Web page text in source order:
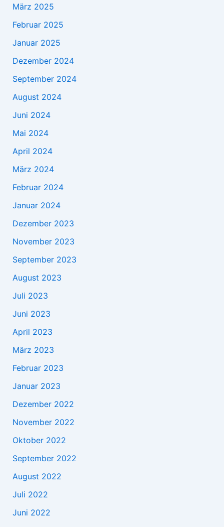
März 2025
Februar 2025
Januar 2025
Dezember 2024
September 2024
August 2024
Juni 2024
Mai 2024
April 2024
März 2024
Februar 2024
Januar 2024
Dezember 2023
November 2023
September 2023
August 2023
Juli 2023
Juni 2023
April 2023
März 2023
Februar 2023
Januar 2023
Dezember 2022
November 2022
Oktober 2022
September 2022
August 2022
Juli 2022
Juni 2022